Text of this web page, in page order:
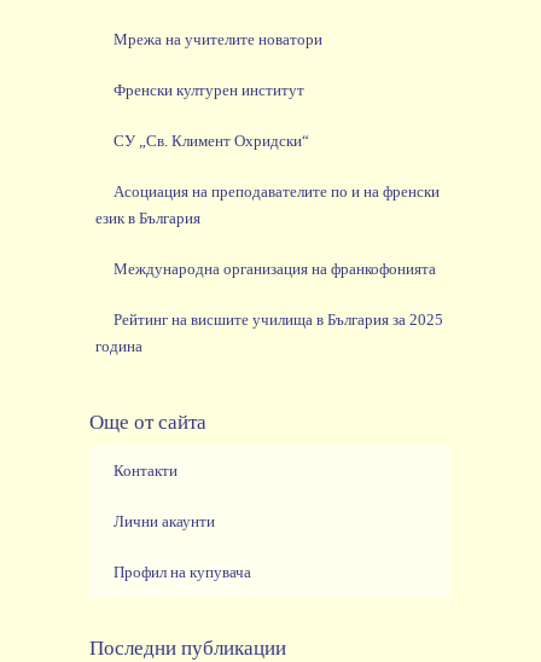
Мрежа на учителите новатори
Френски културен институт
СУ „Св. Климент Охридски“
Асоциация на преподавателите по и на френски
език в България
Международна организация на франкофонията
Рейтинг на висшите училища в България за 2025
година
Още от сайта
Контакти
Лични акаунти
Профил на купувача
Последни публикации